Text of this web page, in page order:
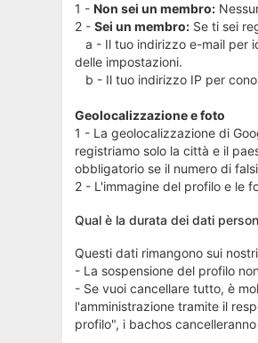
1 - Non sei un membro:
2 - Sei un membro: Se ti sei
a - Il tuo indirizzo e-mail per
delle impostazioni.
b - Il tuo indirizzo IP per
Geolocalizzazione e foto
1 - La geolocalizzazione di
registriamo solo la città e il
obbligatorio se il numero di
2 - L'immagine del profilo e le
Qual è la durata dei dati
Questi dati rimangono sui
- La sospensione del profilo
- Se vuoi cancellare tutto, è
l'amministrazione tramite il
profilo", i bachos